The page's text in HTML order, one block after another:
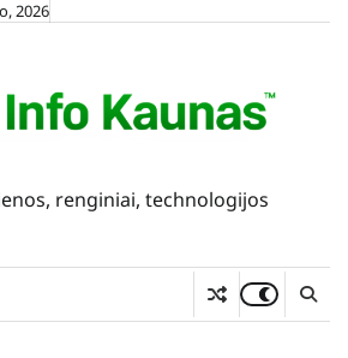
2026
renginiai, technologijos